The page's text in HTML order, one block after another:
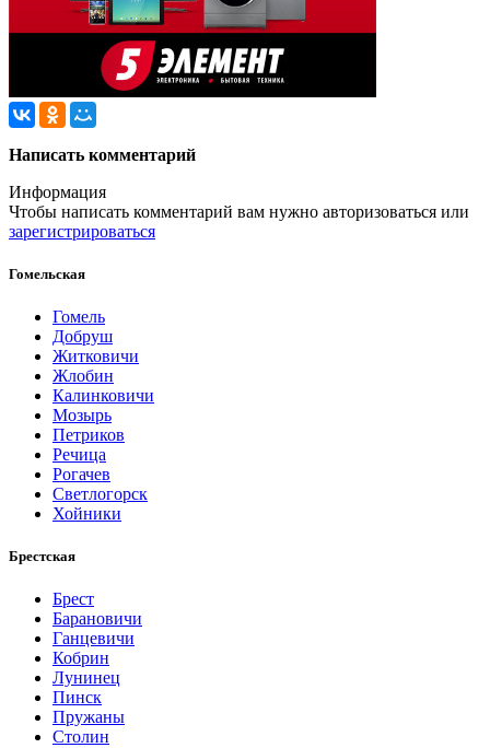
Написать комментарий
Информация
Чтобы написать комментарий вам нужно авторизоваться или
зарегистрироваться
Гомельская
Гомель
Добруш
Житковичи
Жлобин
Калинковичи
Мозырь
Петриков
Речица
Рогачев
Светлогорск
Хойники
Брестская
Брест
Барановичи
Ганцевичи
Кобрин
Лунинец
Пинск
Пружаны
Столин